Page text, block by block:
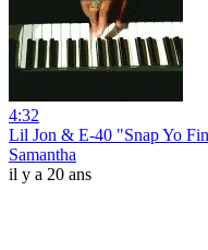
4:32
Lil Jon & E-40 "Snap Yo
Samantha
il y a 20 ans